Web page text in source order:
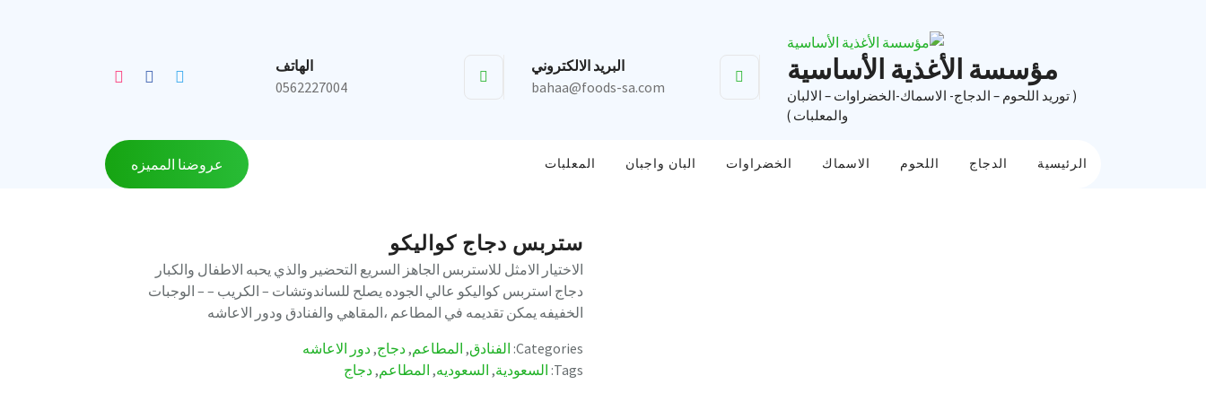
مؤسسة الأغذية الأساسية
( توريد اللحوم – الدجاج- الاسماك-الخضراوات – الالبان
والمعلبات )
البريد الالكتروني
bahaa@foods-sa.com
الهاتف
0562227004
الرئيسية الدجاج اللحوم الاسماك الخضراوات البان واجبان المعلبات عروضنا المميزه
ستربس دجاج كواليكو
الاختيار الامثل للاستربس الجاهز السريع التحضير والذي يحبه الاطفال والكبار
دجاج استربس كواليكو عالي الجوده يصلح للساندوتشات – الكريب – – الوجبات
الخفيفه يمكن تقديمه في المطاعم ،المقاهي والفنادق ودور الاعاشه
Categories: الفنادق, المطاعم,دجاج,دور الاعاشه
Tags: السعودية, السعوديه, المطاعم,دجاج